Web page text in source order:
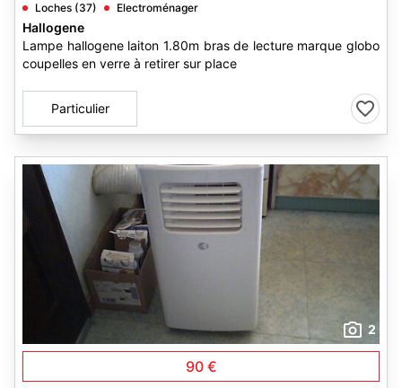
Loches (37) Electroménager
Hallogene
Lampe hallogene laiton 1.80m bras de lecture marque globo
coupelles en verre à retirer sur place
Particulier
2
90 €